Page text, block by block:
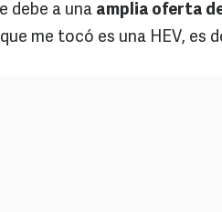
debe a una amplia oferta
me tocó es una HEV, es